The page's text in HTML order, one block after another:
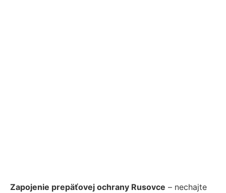
Zapojenie prepäťovej ochrany Rusovce – nechajte